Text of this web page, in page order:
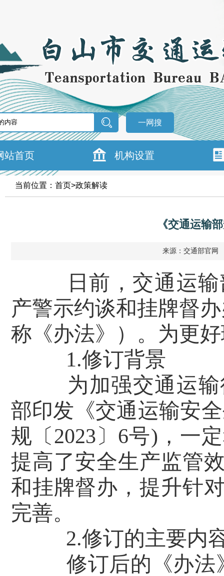
一网搜
站首页 机构设置
当前位置： 首页>政策解读
《交通运输
来源：交通部官网
日前，交通运
产警示约谈和挂牌督
称《办法》）。为更
1.修订背景
为加强交通运
部印发《交通运输安
规〔2023〕6号)，一
提高了安全生产监管
和挂牌督办，提升针
完善。
2.修订的主要内
修订后的《办法